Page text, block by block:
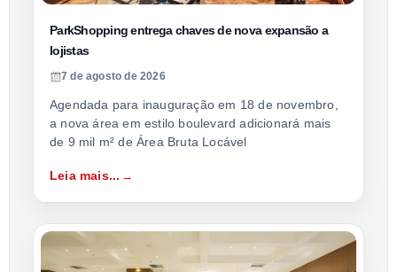
ParkShopping entrega chaves de nova expansão a
lojistas
7 de agosto de 2026
Agendada para inauguração em 18 de novembro,
a nova área em estilo boulevard adicionará mais
de 9 mil m² de Área Bruta Locável
Leia mais...